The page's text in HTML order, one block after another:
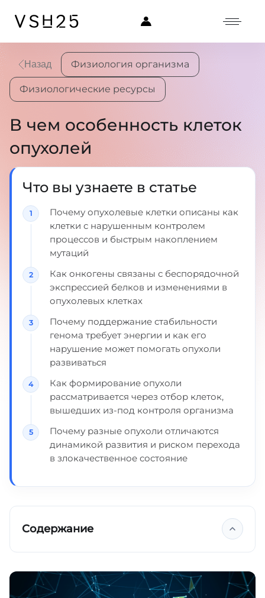
Назад Физиология организма
Физиологические ресурсы
В чем особенность клеток
опухолей
Что вы узнаете в статье
Почему опухолевые клетки описаны как
клетки с нарушенным контролем
процессов и быстрым накоплением
мутаций
Как онкогены связаны с беспорядочной
экспрессией белков и изменениями в
опухолевых клетках
Почему поддержание стабильности
генома требует энергии и как его
нарушение может помогать опухоли
развиваться
Как формирование опухоли
рассматривается через отбор клеток,
вышедших из-под контроля организма
Почему разные опухоли отличаются
динамикой развития и риском перехода
в злокачественное состояние
Содержание